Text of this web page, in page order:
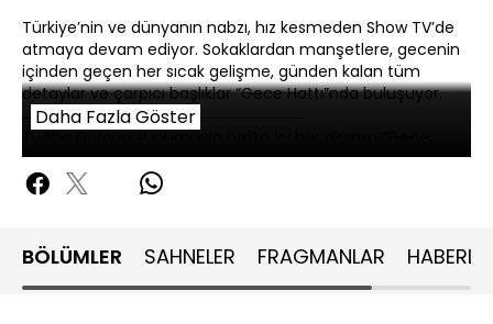
Türkiye’nin ve dünyanın nabzı, hız kesmeden Show TV’de
atmaya devam ediyor. Sokaklardan manşetlere, gecenin
içinden geçen her sıcak gelişme, günden kalan tüm
detaylar ve çarpıcı başlıklar “Gece Hattı”nda buluşuyor.
Hattı”, Show TV’de.
Daha Fazla Göster
BÖLÜMLER SAHNELER FRAGMANLAR